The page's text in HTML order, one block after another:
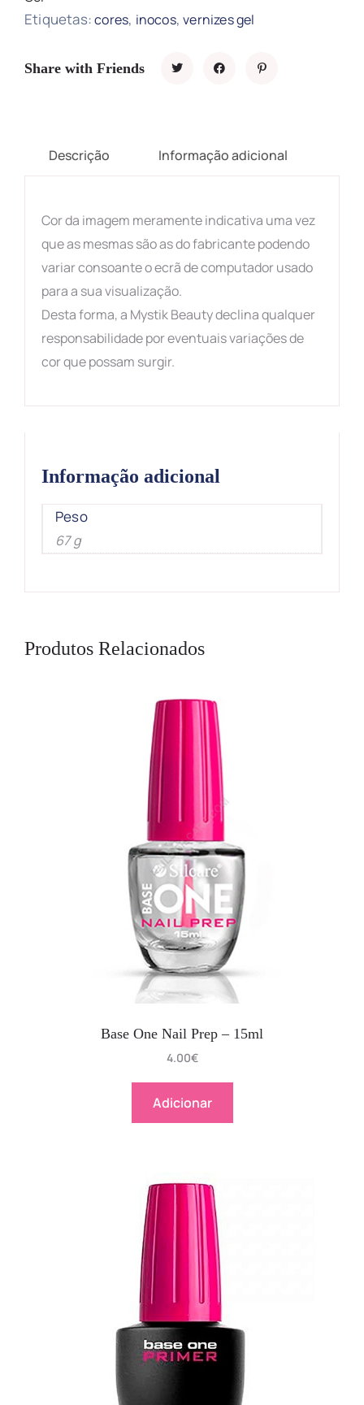
Etiquetas:cores, inocos,vernizes gel
Share with Friends
Descrição Informação adicional
Cor da imagem meramente indicativa uma vez
que as mesmas são as do fabricante podendo
variar consoante o ecrã de computador usado
para a sua visualização.
Desta forma, a Mystik Beauty declina qualquer
responsabilidade por eventuais variações de
cor que possam surgir.
Informação adicional
Peso
67 g
Produtos Relacionados
Base One Nail Prep – 15ml
4.00€
Adicionar